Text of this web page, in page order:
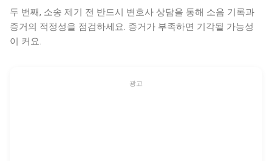
두 번째, 소송 제기 전 반드시 변호사 상담을 통해 소음 기록과
증거의 적정성을 점검하세요. 증거가 부족하면 기각될 가능성
이 커요.
광고